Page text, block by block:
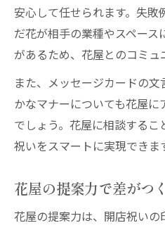
安心して任せられます。失敗
だ花が相手の業種やスペース
があるため、花屋とのコミュ
また、メッセージカードの
かなマナーについても花屋
でしょう。花屋に相談する
祝いをスマートに実現できま
花屋の提案力で差がつ
花屋の提案力は、開店祝いの